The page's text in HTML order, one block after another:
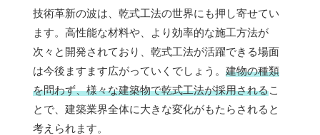
技術革新の波は、乾式工法の世界にも押し寄せてい
ます。高性能な材料や、より効率的な施工方法が
次々と開発されており、乾式工法が活躍できる場面
は今後ますます広がっていくでしょう。 建物の種類
を問わず、様々な建築物で乾式工法が採用されるこ
とで、建築業界全体に大きな変化がもたらされると
考えられます。